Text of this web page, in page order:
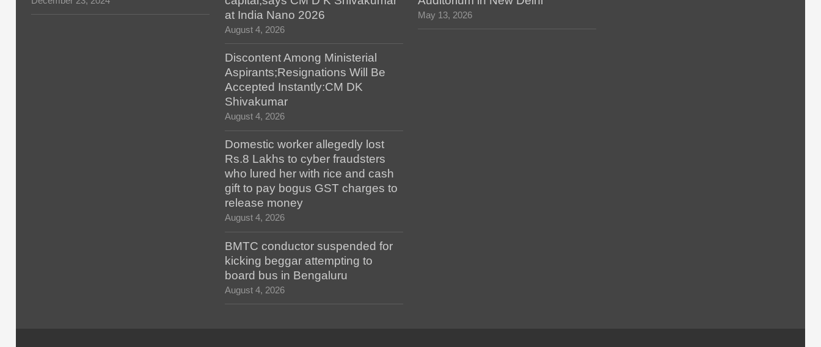
at India Nano 2026
August 4, 2026
Discontent Among Ministerial
Aspirants;Resignations Will Be
Accepted Instantly:CM DK
Shivakumar
August 4, 2026
Domestic worker allegedly lost
Rs.8 Lakhs to cyber fraudsters
who lured her with rice and cash
gift to pay bogus GST charges to
release money
August 4, 2026
BMTC conductor suspended for
kicking beggar attempting to
board bus in Bengaluru
August 4, 2026
May 13, 2026